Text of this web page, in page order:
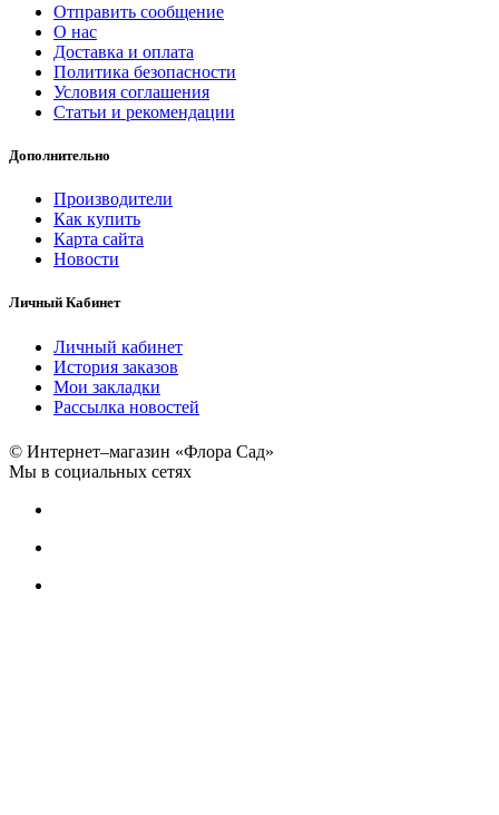
Отправить сообщение
О нас
Доставка и оплата
Политика безопасности
Условия соглашения
Статьи и рекомендации
Дополнительно
Производители
Как купить
Карта сайта
Новости
Личный Кабинет
Личный кабинет
История заказов
Мои закладки
Рассылка новостей
© Интернет–магазин «Флора Сад»
Мы в социальных сетях